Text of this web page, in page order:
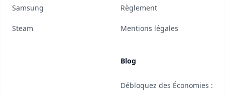
Samsung
Steam
Règlement
Mentions légales
Blog
Débloquez des Économies :